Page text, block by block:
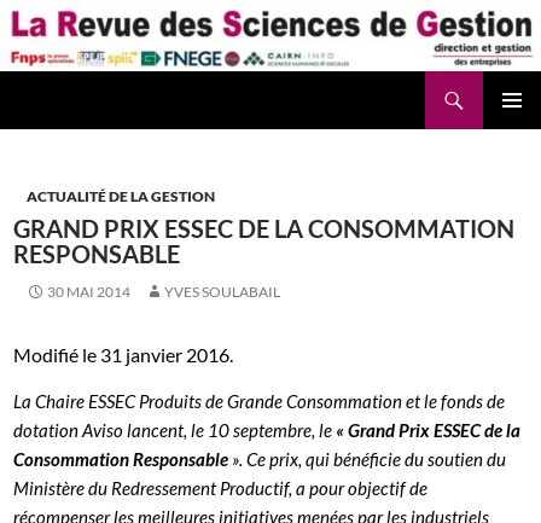
Aller
au
contenu
ACTUALITÉ DE LA GESTION
GRAND PRIX ESSEC DE LA CONSOMMATION
RESPONSABLE
30 MAI 2014 YVES SOULABAIL
Modifié le 31 janvier 2016.
La Chaire ESSEC Produits de Grande Consommationet lefonds de
dotation Avisolancent, le 10 septembre, le « Grand Prix ESSEC de la
Consommation Responsable ». Ce prix, qui bénéficie du soutien du
Ministère du Redressement Productif, a pour objectif de
récompenser les meilleures initiatives menées par les industriels